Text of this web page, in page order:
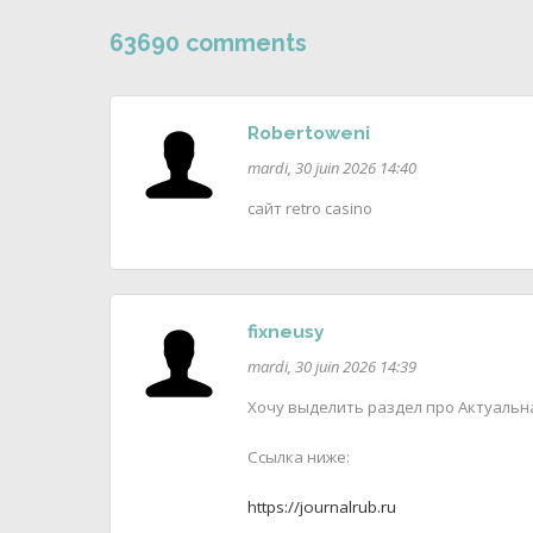
63690 comments
Robertoweni
mardi, 30 juin 2026 14:40
сайт retro casino
fixneusy
mardi, 30 juin 2026 14:39
Хочу выделить раздел про
Ссылка ниже:
https://journalrub.ru